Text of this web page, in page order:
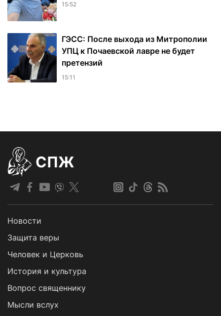
15:52
ГЭСС: После выхода из Митрополии
УПЦ к Почаевской лавре не будет
претензий
15:11
СПЖ
Новости
Защита веры
Человек и Церковь
История и культура
Вопрос священнику
Мысли вслух